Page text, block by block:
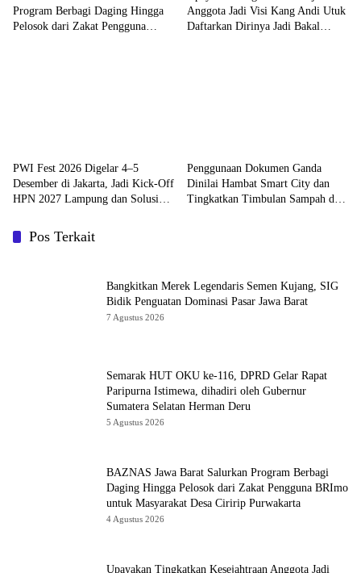
Program Berbagi Daging Hingga
Pelosok dari Zakat Pengguna
Anggota Jadi Visi Kang Andi Utuk
Daftarkan Dirinya Jadi Bakal
PWI Fest 2026 Digelar 4–5
Desember di Jakarta, Jadi Kick-Off
HPN 2027 Lampung dan Solusi
Penggunaan Dokumen Ganda
Dinilai Hambat Smart City dan
Tingkatkan Timbulan Sampah di
Pos Terkait
Bangkitkan Merek Legendaris Semen Kujang, SIG
Bidik Penguatan Dominasi Pasar Jawa Barat
7 Agustus 2026
Semarak HUT OKU ke-116, DPRD Gelar Rapat
Paripurna Istimewa, dihadiri oleh Gubernur
Sumatera Selatan Herman Deru
5 Agustus 2026
BAZNAS Jawa Barat Salurkan Program Berbagi
Daging Hingga Pelosok dari Zakat Pengguna BRImo
untuk Masyarakat Desa Ciririp Purwakarta
4 Agustus 2026
Upayakan Tingkatkan Kesejahtraan Anggota Jadi